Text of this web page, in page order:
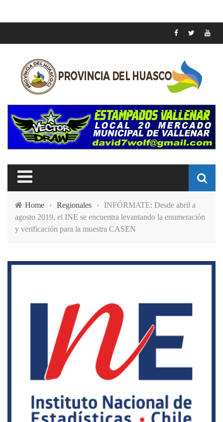
Home › Regionales ›
INFÓRMATE: Desde abril a
agosto 2019, el INE se encuentra levantando la enumeración
y verificación para la muestra CASEN